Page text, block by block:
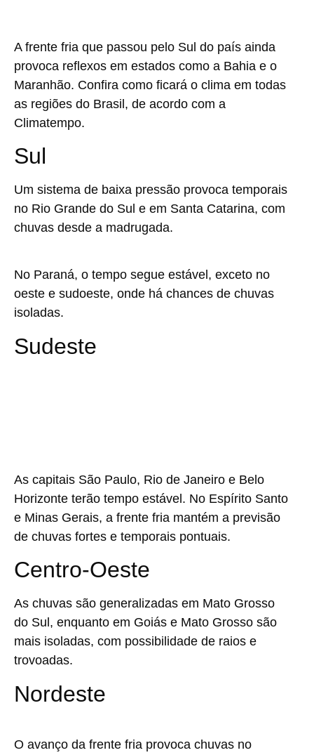
A frente fria que passou pelo Sul do país ainda
provoca reflexos em estados como a Bahia e o
Maranhão. Confira como ficará o clima em todas
as regiões do Brasil, de acordo com a
Climatempo.
Sul
Um sistema de baixa pressão provoca temporais
no Rio Grande do Sul e em Santa Catarina, com
chuvas desde a madrugada.
No Paraná, o tempo segue estável, exceto no
oeste e sudoeste, onde há chances de chuvas
isoladas.
Sudeste
As capitais São Paulo, Rio de Janeiro e Belo
Horizonte terão tempo estável. No Espírito Santo
e Minas Gerais, a frente fria mantém a previsão
de chuvas fortes e temporais pontuais.
Centro-Oeste
As chuvas são generalizadas em Mato Grosso
do Sul, enquanto em Goiás e Mato Grosso são
mais isoladas, com possibilidade de raios e
trovoadas.
Nordeste
O avanço da frente fria provoca chuvas no